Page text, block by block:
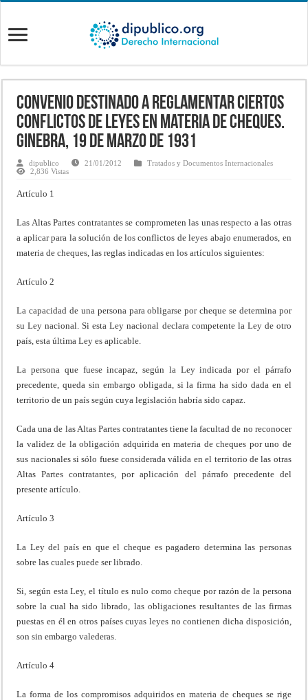
Convenio destinado a reglamentar ciertos
conflictos de leyes en materia de cheques.
Ginebra, 19 de marzo de 1931
dipublico 21/01/2012
Tratados y Documentos Internacionales
2,836 Vistas
Artículo 1
Las Altas Partes contratantes se comprometen las unas respecto a las otras
a aplicar para la solución de los conflictos de leyes abajo enumerados, en
materia de cheques, las reglas indicadas en los artículos siguientes:
Artículo 2
La capacidad de una persona para obligarse por cheque se determina por
su Ley nacional. Si esta Ley nacional declara competente la Ley de otro
país, esta última Ley es aplicable.
La persona que fuese incapaz, según la Ley indicada por el párrafo
precedente, queda sin embargo obligada, si la firma ha sido dada en el
territorio de un país según cuya legislación habría sido capaz.
Cada una de las Altas Partes contratantes tiene la facultad de no reconocer
la validez de la obligación adquirida en materia de cheques por uno de
sus nacionales si sólo fuese considerada válida en el territorio de las otras
Altas Partes contratantes, por aplicación del párrafo precedente del
presente artículo.
Artículo 3
La Ley del país en que el cheque es pagadero determina las personas
sobre las cuales puede ser librado.
Si, según esta Ley, el título es nulo como cheque por razón de la persona
sobre la cual ha sido librado, las obligaciones resultantes de las firmas
puestas en él en otros países cuyas leyes no contienen dicha disposición,
son sin embargo valederas.
Artículo 4
La forma de los compromisos adquiridos en materia de cheques se rige